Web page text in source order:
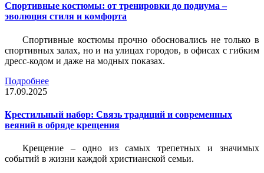
Спортивные костюмы: от тренировки до подиума –
эволюция стиля и комфорта
Спортивные костюмы прочно обосновались не только в
спортивных залах, но и на улицах городов, в офисах с гибким
дресс-кодом и даже на модных показах.
Подробнее
17.09.2025
Крестильный набор: Связь традиций и современных
веяний в обряде крещения
Крещение – одно из самых трепетных и значимых
событий в жизни каждой христианской семьи.